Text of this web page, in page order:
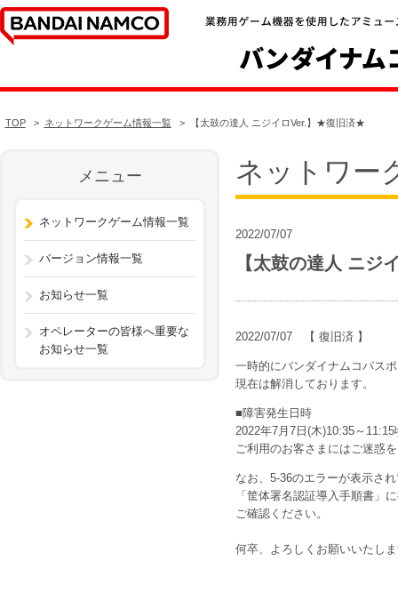
TOP ネットワークゲーム情報一覧 【太鼓の達人 ニジイロVer.】★復旧済★
メニュー
ネットワークゲーム情報一覧
バージョン情報一覧
お知らせ一覧
オペレーターの皆様へ重要な
お知らせ一覧
ネットワー
2022/07/07
【太鼓の達人 ニ
2022/07/07 【 復旧済 】
一時的にバンダイナムコパス
現在は解消しております。
■障害発生日時
2022年7月7日(木)10:35～11:15
ご利用のお客さまにはご迷惑
なお、5-36のエラーが表示さ
「筐体署名認証導入手順書」
ご確認ください。
何卒、よろしくお願いいたし